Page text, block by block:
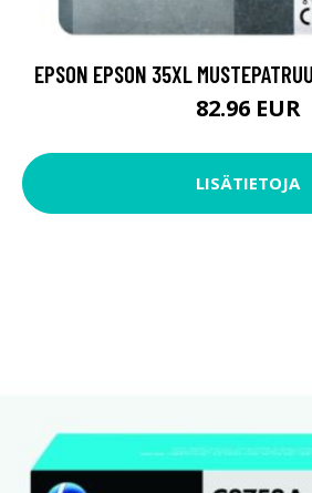
EPSON EPSON 35XL
82.96 EUR
LISÄTIETOJA